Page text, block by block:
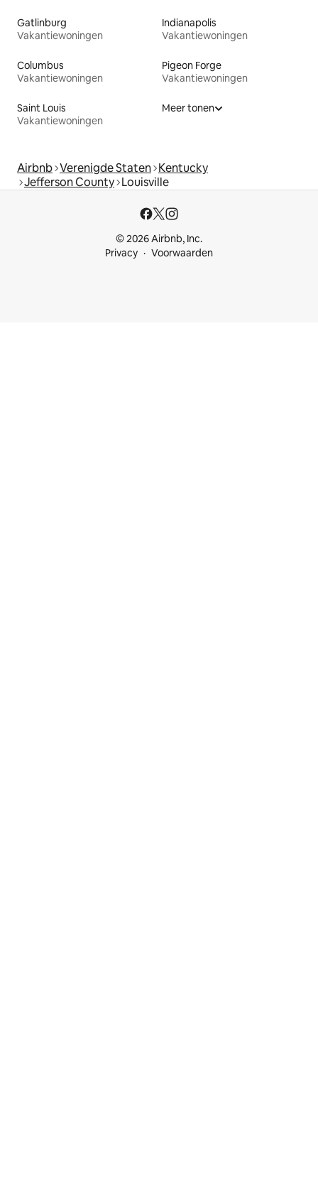
Gatlinburg
Vakantiewoningen
Indianapolis
Vakantiewoningen
Columbus
Vakantiewoningen
Pigeon Forge
Vakantiewoningen
Saint Louis
Vakantiewoningen
Meer tonen
Airbnb Verenigde Staten Kentucky
Jefferson County Louisville
© 2026 Airbnb, Inc.
Privacy
Voorwaarden